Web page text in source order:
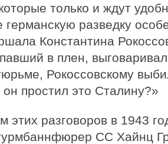
только и ждут
германскую разведку
Константина
в плен,
Рокоссовскому
простил это Сталину?»
этих разговоров в 1943
СС Хайнц